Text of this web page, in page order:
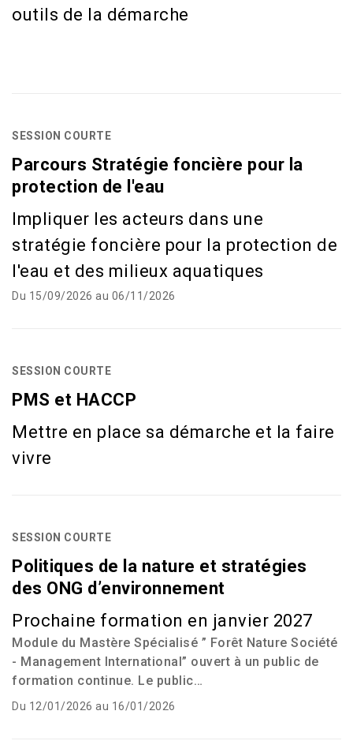
outils de la démarche
SESSION COURTE
Parcours Stratégie foncière pour la
protection de l'eau
Impliquer les acteurs dans une
stratégie foncière pour la protection de
l'eau et des milieux aquatiques
Du 15/09/2026 au 06/11/2026
SESSION COURTE
PMS et HACCP
Mettre en place sa démarche et la faire
vivre
SESSION COURTE
Politiques de la nature et stratégies
des ONG d’environnement
Prochaine formation en janvier 2027
Module du Mastère Spécialisé ” Forêt Nature Société
- Management International” ouvert à un public de
formation continue. Le public…
Du 12/01/2026 au 16/01/2026